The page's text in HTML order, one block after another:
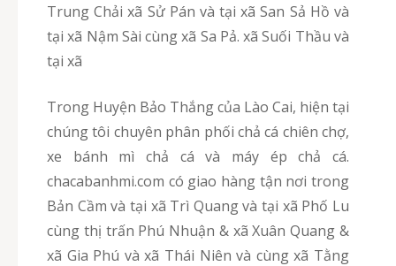
Trung Chải xã Sử Pán và tại xã San Sả Hồ và
tại xã Nậm Sài cùng xã Sa Pả. xã Suối Thầu và
tại xã
Trong Huyện Bảo Thắng của Lào Cai, hiện tại
chúng tôi chuyên phân phối chả cá chiên chợ,
xe bánh mì chả cá và máy ép chả cá.
chacabanhmi.com có giao hàng tận nơi trong
Bản Cầm và tại xã Trì Quang và tại xã Phố Lu
cùng thị trấn Phú Nhuận & xã Xuân Quang &
xã Gia Phú và xã Thái Niên và cùng xã Tằng